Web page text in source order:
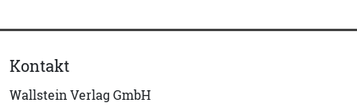
Kontakt
Wallstein Verlag GmbH